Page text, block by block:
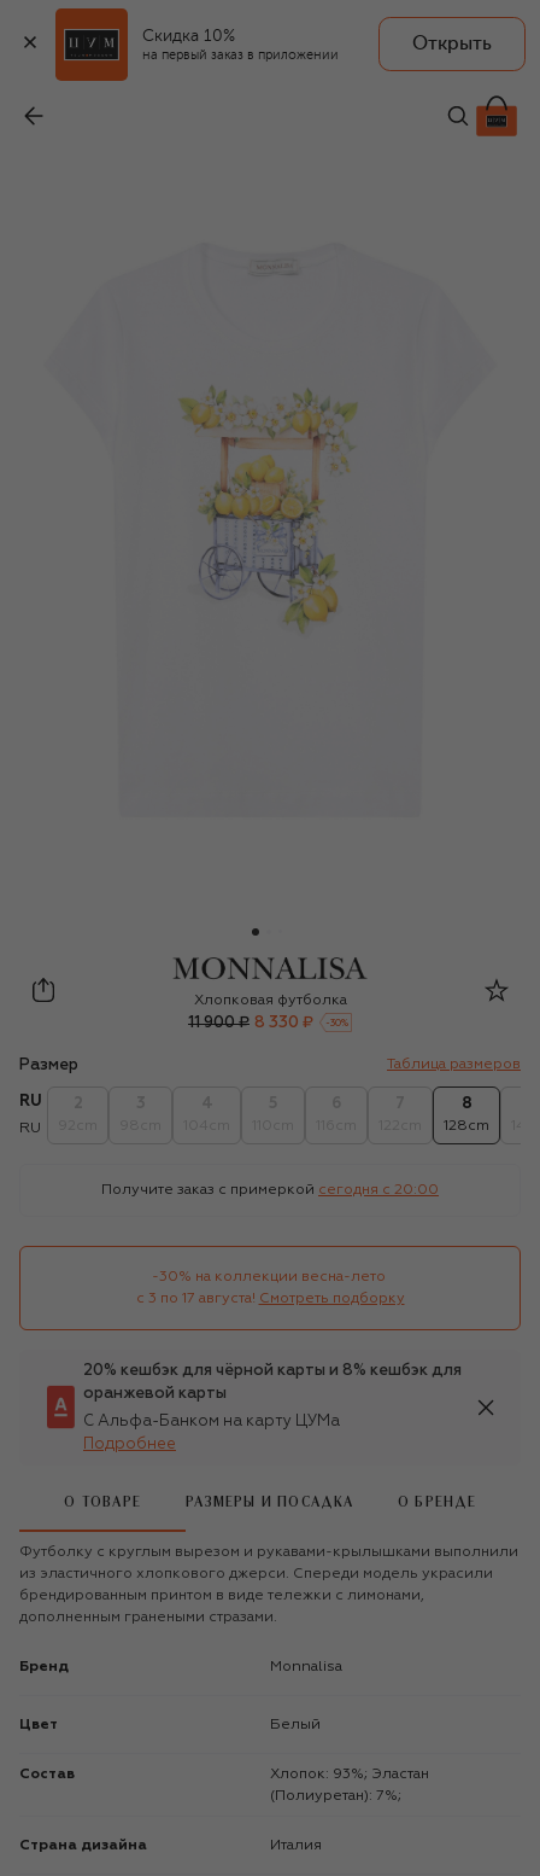
Скидка 10%
на первый заказ в приложении
Открыть
8 330 ₽
Monnalisa
Хлопковая футболка
11 900 ₽ 8 330 ₽ -30%
Размер Таблица размеров
RU
RU
8
128cm
Получите заказ с примеркой сегодня c 20:00
-30% на коллекции весна-лето
с 3 по 17 августа! Смотреть подборку
20% кешбэк для чёрной карты и 8% кешбэк для
оранжевой карты
С Альфа-Банком на карту ЦУМа
Подробнее
О ТОВАРЕ РАЗМЕРЫ И ПОСАДКА О БРЕНДЕ
Футболку с круглым вырезом и рукавами-крылышками выполнили
из эластичного хлопкового джерси. Спереди модель украсили
брендированным принтом в виде тележки с лимонами,
дополненным гранеными стразами.
Бренд Monnalisa
Цвет Белый
Состав
Хлопок: 93%; Эластан
(Полиуретан): 7%;
Страна дизайна Италия